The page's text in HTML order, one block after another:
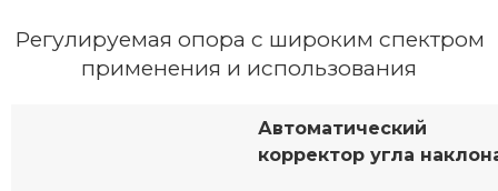
Регулируемая опора с широким спектром
применения и использования
Автоматический
корректор угла